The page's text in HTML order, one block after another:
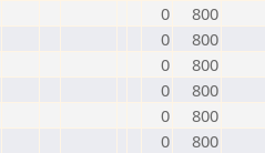
0
800
0
800
0
800
0
800
0
800
0
800